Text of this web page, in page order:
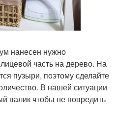
нанесен нужно
часть на дерево. На
пузыри, поэтому сделайте
В нашей ситуации
валик чтобы не повредить